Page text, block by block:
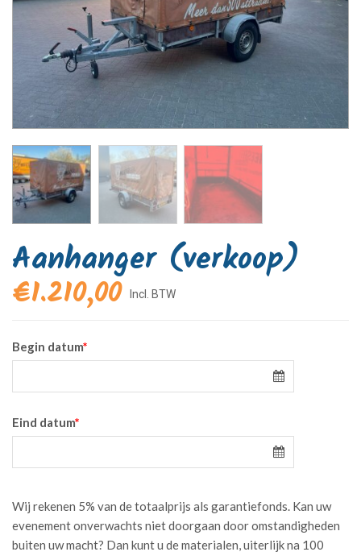
Aanhanger (verkoop)
€1.210,00
Begin datum*
Eind datum*
Wij rekenen 5% van de totaalprijs als garantiefonds. Kan uw
evenement onverwachts niet doorgaan door omstandigheden
buiten uw macht? Dan kunt u de materialen, uiterlijk na 100